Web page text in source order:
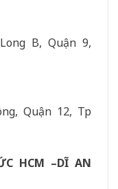
B, Quận 9,
Quận 12, Tp
HCM –DĨ AN